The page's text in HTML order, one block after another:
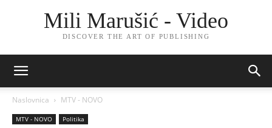
Mili Marušić - Video
DISCOVER THE ART OF PUBLISHING
Naslovnica MTV - NOVO
MTV - NOVO Politika